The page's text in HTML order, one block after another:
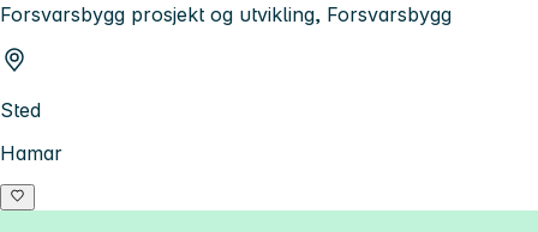
Forsvarsbygg prosjekt og utvikling, Forsvarsbygg
Sted
Hamar